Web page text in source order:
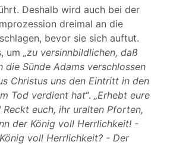
Deshalb wird auch bei der
dreimal an die
bevor sie sich auftut.
um „zu versinnbildlichen, daß
die Sünde Adams verschlossen
Christus uns den Eintritt in den
Tod verdient hat“. „Erhebt eure
Reckt euch, ihr uralten Pforten,
der König voll Herrlichkeit! -
voll Herrlichkeit? - Der